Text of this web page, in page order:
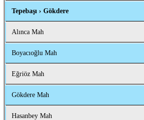
Tepebaşı › Gökdere
Alınca Mah
Boyacıoğlu Mah
Eğriöz Mah
Gökdere Mah
Hasanbey Mah